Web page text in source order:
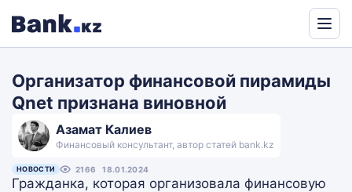
Translate
Организатор финансовой пирамиды
Qnet признана виновной
Азамат Калиев
Финансовый консультант, автор статей bank.kz
НОВОСТИ 2166 18.01.2024
Гражданка, которая организовала финансовую